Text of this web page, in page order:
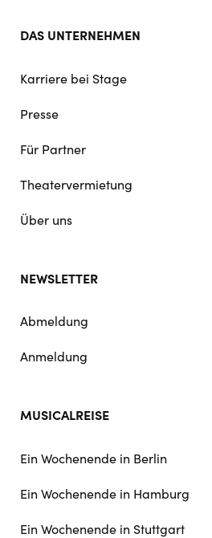
DAS UNTERNEHMEN
Karriere bei Stage
Presse
Für Partner
Theatervermietung
Über uns
NEWSLETTER
Abmeldung
Anmeldung
MUSICALREISE
Ein Wochenende in Berlin
Ein Wochenende in Hamburg
Ein Wochenende in Stuttgart